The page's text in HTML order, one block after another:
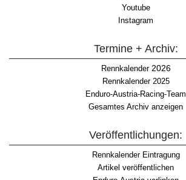
Youtube
Instagram
Termine + Archiv:
Rennkalender2026
Rennkalender 2025
Enduro-Austria-Racing-Team
Gesamtes Archiv anzeigen
Veröffentlichungen:
Rennkalender Eintragung
Artikel veröffentlichen